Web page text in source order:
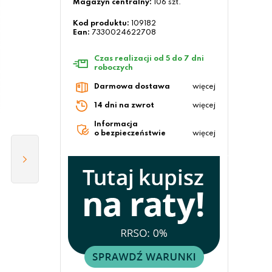
Magazyn centralny: 106 szt.
Kod produktu:
109182
Ean: 7330024622708
Czas realizacji od 5 do 7 dni
roboczych
Darmowa dostawa więcej
14 dni na zwrot więcej
Informacja
o bezpieczeństwie
więcej